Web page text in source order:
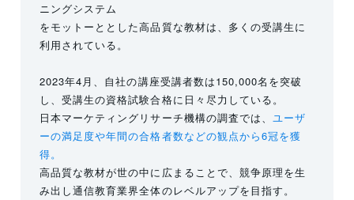
ニングシステム
をモットーととした高品質な教材は、多くの受講生に
利用されている。
2023年4月、自社の講座受講者数は150,000名を突破
し、受講生の資格試験合格に日々尽力している。
日本マーケティングリサーチ機構の調査では、 ユーザ
ーの満足度や年間の合格者数などの観点から6冠を獲
得。
高品質な教材が世の中に広まることで、競争原理を生
み出し通信教育業界全体のレベルアップを目指す。